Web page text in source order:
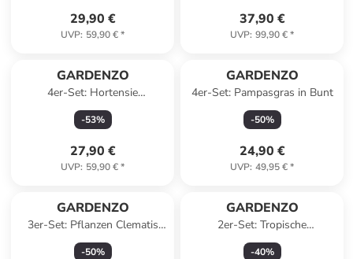
29,90 €
UVP: 59,90 €*
37,90 €
UVP: 99,90 €*
GARDENZO
4er-Set: Hortensie
(Hydrangea macrophylla) in
Bunt
-53%
27,90 €
UVP: 59,90 €*
GARDENZO
4er-Set: Pampasgras in Bunt
-50%
24,90 €
UVP: 49,95 €*
GARDENZO
3er-Set: Pflanzen Clematis
montana Mayleen in Rosa
-50%
GARDENZO
2er-Set: Tropische
Oleanderpflanzen in Rosa
-40%